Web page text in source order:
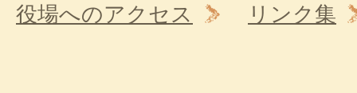
役場へのアクセス リンク集